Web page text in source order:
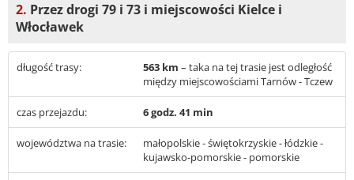
2. Przez drogi 79 i 73 i miejscowości Kielce i
Włocławek
długość trasy: 563 km – taka na tej trasie jest odległość
między miejscowościami Tarnów - Tczew
czas przejazdu: 6 godz. 41 min
województwa na trasie:
małopolskie - świętokrzyskie - łódzkie -
kujawsko-pomorskie - pomorskie